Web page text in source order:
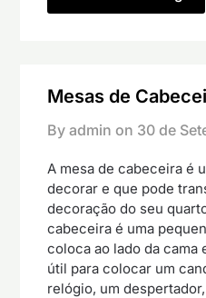
Mesas de
By admin on 30 de
A mesa de cabeceira é
decorar e que pode
decoração do seu
cabeceira é uma
coloca ao lado da cama
útil para colocar um
relógio, um